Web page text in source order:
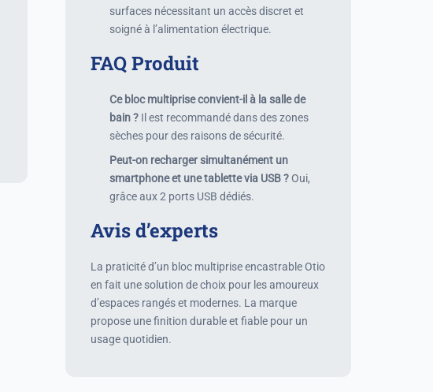
surfaces nécessitant un accès discret et
soigné à l’alimentation électrique.
FAQ Produit
Ce bloc multiprise convient-il à la salle de
bain ? Il est recommandé dans des zones
sèches pour des raisons de sécurité.
Peut-on recharger simultanément un
smartphone et une tablette via USB ?Oui,
grâce aux 2 ports USB dédiés.
Avis d’experts
La praticité d’un bloc multiprise encastrable Otio
en fait une solution de choix pour les amoureux
d’espaces rangés et modernes. La marque
propose une finition durable et fiable pour un
usage quotidien.